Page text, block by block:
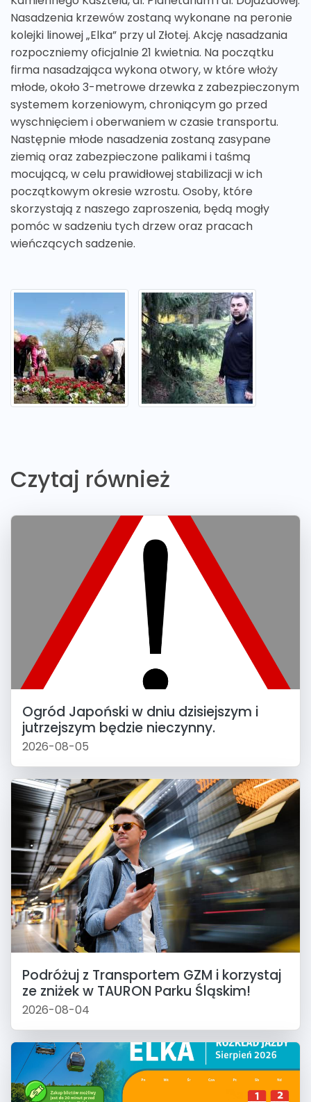
Nasadzenia krzewów zostaną wykonane na peronie
kolejki linowej „Elka” przy ul Złotej. Akcję nasadzania
rozpoczniemy oficjalnie 21 kwietnia. Na początku
firma nasadzająca wykona otwory, w które włoży
młode, około 3-metrowe drzewka z zabezpieczonym
systemem korzeniowym, chroniącym go przed
wyschnięciem i oberwaniem w czasie transportu.
Następnie młode nasadzenia zostaną zasypane
ziemią oraz zabezpieczone palikami i taśmą
mocującą, w celu prawidłowej stabilizacji w ich
początkowym okresie wzrostu. Osoby, które
skorzystają z naszego zaproszenia, będą mogły
pomóc w sadzeniu tych drzew oraz pracach
wieńczących sadzenie.
Czytaj również
Ogród Japoński w dniu dzisiejszym i
jutrzejszym będzie nieczynny.
2026-08-05
Podróżuj z Transportem GZM i korzystaj
ze zniżek w TAURON Parku Śląskim!
2026-08-04